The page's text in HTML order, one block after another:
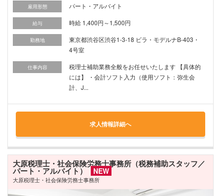
雇用形態 パート・アルバイト
給与 時給 1,400円～1,500円
勤務地
東京都渋谷区渋谷1-3-18 ビラ・モデルナB-403・
4号室
仕事内容
税理士補助業務全般をお任せいたします 【具体的
には】 ・会計ソフト入力（使用ソフト：弥生会
計、J...
求人情報詳細へ
大原税理士・社会保険労務士事務所（税務補助スタッフ／
パート・アルバイト） NEW
大原税理士・社会保険労務士事務所